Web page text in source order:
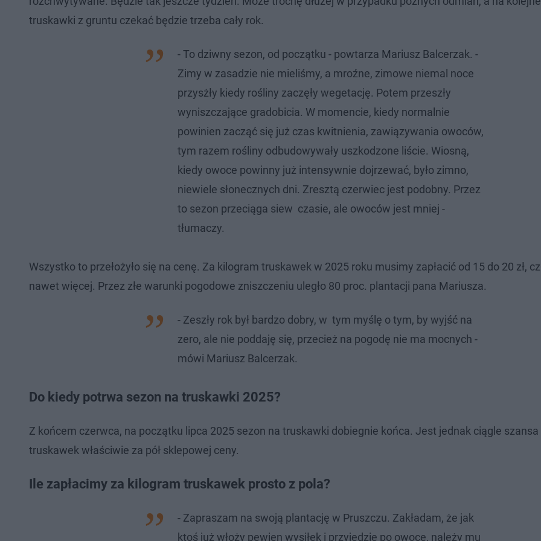
truskawki z gruntu czekać będzie trzeba cały rok.
- To dziwny sezon, od początku - powtarza Mariusz Balcerzak. -
Zimy w zasadzie nie mieliśmy, a mroźne, zimowe niemal noce
przysżły kiedy rośliny zaczęły wegetację. Potem przeszły
wyniszczające gradobicia. W momencie, kiedy normalnie
powinien zacząć się już czas kwitnienia, zawiązywania owoców,
tym razem rośliny odbudowywały uszkodzone liście. Wiosną,
kiedy owoce powinny już intensywnie dojrzewać, było zimno,
niewiele słonecznych dni. Zresztą czerwiec jest podobny. Przez
to sezon przeciąga siew czasie, ale owoców jest mniej -
tłumaczy.
Wszystko to przełożyło się na cenę. Za kilogram truskawek w 2025 roku musimy zapłacić od 15 do 20 zł,
nawet więcej. Przez złe warunki pogodowe zniszczeniu uległo 80 proc. plantacji pana Mariusza.
- Zeszły rok był bardzo dobry, w tym myślę o tym, by wyjść na
zero, ale nie poddaję się, przecież na pogodę nie ma mocnych -
mówi Mariusz Balcerzak.
Do kiedy potrwa sezon na truskawki 2025?
Z końcem czerwca, na początku lipca 2025 sezon na truskawki dobiegnie końca. Jest jednak ciągle szansa
truskawek właściwie za pół sklepowej ceny.
Ile zapłacimy za kilogram truskawek prosto z pola?
- Zapraszam na swoją plantację w Pruszczu. Zakładam, że jak
ktoś już włoży pewien wysiłek i przyjedzie po owoce, należy mu